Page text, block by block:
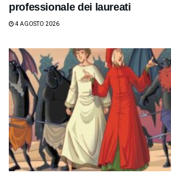
professionale dei laureati
4 AGOSTO 2026